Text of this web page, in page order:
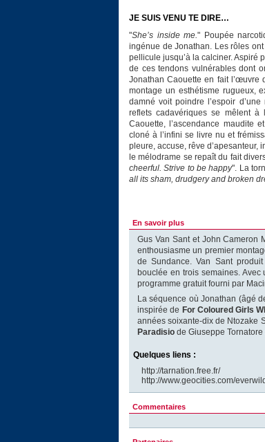
JE SUIS VENU TE DIRE…
"She’s inside me." Poupée
ingénue de Jonathan. Les rôles
pellicule jusqu’à la calciner. Aspiré
de ces tendons vulnérables dont
Jonathan Caouette en fait l’œuvre
montage un esthétisme rugueux,
damné voit poindre l’espoir
reflets cadavériques se mêlent à
Caouette, l’ascendance maudite
cloné à l’infini se livre nu et
pleure, accuse, rêve
le mélodrame se repaît du fait
cheerful. Strive to be happy". La
all its sham, drudgery and broken
En savoir plus
Gus Van Sant et John Cameron
enthousiasme un premier
de Sundance. Van Sant
bouclée en trois semaines.
programme gratuit fourni par
La séquence où Jonathan (âgé
inspirée de For Coloured Girls
années soixante-dix de Ntozake
Paradisio de Giuseppe Tornatore
Quelques liens :
http://tarnation.free.fr/
http://www.geocities.com/
Commentaires